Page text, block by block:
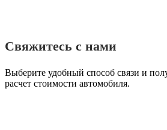
Свяжитесь с нами
Выберите удобный способ связи и
расчет стоимости автомобиля.